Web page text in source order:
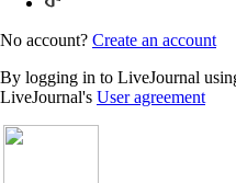
No account? Create an account
By logging in to LiveJournal
LiveJournal's User agreement